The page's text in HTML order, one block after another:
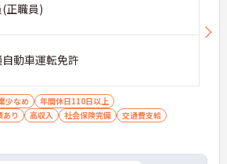
正職員)
動車運転免許
少なめ
年間休日110日以上
り
高収入 社会保険完備
交通費支給